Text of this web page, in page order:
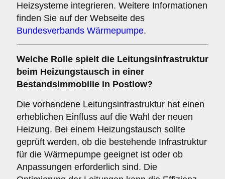
Heizsysteme integrieren. Weitere Informationen
finden Sie auf der Webseite des
Bundesverbands Wärmepumpe.
Welche Rolle spielt die Leitungsinfrastruktur
beim Heizungstausch in einer
Bestandsimmobilie in Postlow?
Die vorhandene Leitungsinfrastruktur hat einen
erheblichen Einfluss auf die Wahl der neuen
Heizung. Bei einem Heizungstausch sollte
geprüft werden, ob die bestehende Infrastruktur
für die Wärmepumpe geeignet ist oder ob
Anpassungen erforderlich sind. Die